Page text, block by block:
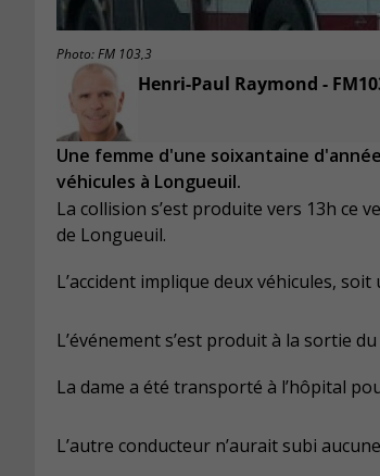
Photo: FM 103,3
Henri-Paul Raymond -
Une femme d'une soixantaine
véhicules à Longueuil.
La collision s’est produite vers 13h ce
de Longueuil.
L’accident implique deux véhicules,
L’événement s’est produit à la sortie
La dame a été transporté à l’hôpital
L’autre conducteur n’aurait subi